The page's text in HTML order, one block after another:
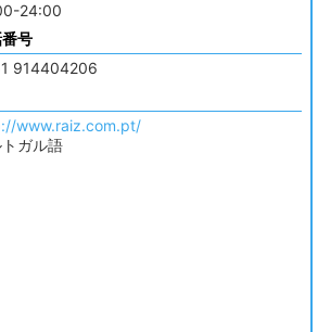
24:00
号
914404206
www.raiz.com.pt/
ガル語